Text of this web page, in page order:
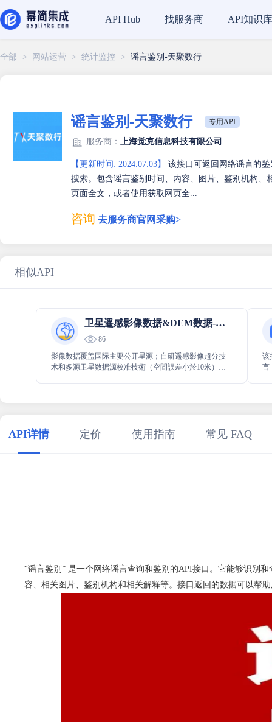
API Hub 找服务商 API知识库
全部 > 网站运营 > 统计监控 > 谣言鉴别-天聚数行
谣言鉴别-天聚数行 专用API
服务商： 上海觉克信息科技有限公司
【更新时间: 2024.07.03】
该接口可返回网络谣言的
搜索。包含谣言鉴别时间、内容、图片、鉴别机构
页面全文，或者使用获取网页全...
咨询 去服务商官网采购>
相似API
卫星遥感影像数据&DEM数据-云旗数据
86
影像数据覆盖国际主要公开星源；自研遥感影像超分技
术和多源卫星数据源校准技術（空間誤差小於10米），
该
言
API详情 定价 使用指南 常见 FAQ
“谣言鉴别” 是一个网络谣言查询和鉴别的API接口。它能够识别
容、相关图片、鉴别机构和相关解释等。接口返回的数据可以帮